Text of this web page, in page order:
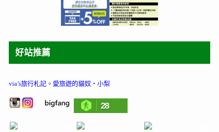
好站推薦
via’s旅行札記。 愛旅遊的貓奴‧小梨
28